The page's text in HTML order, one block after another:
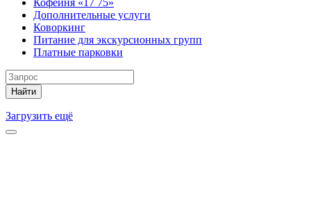
Кофейня «17 75»
Дополнительные услуги
Коворкинг
Питание для экскурсионных групп
Платные парковки
Найти
Загрузить ещё